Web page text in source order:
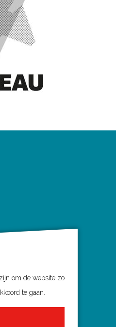
om de website zo
te gaan.